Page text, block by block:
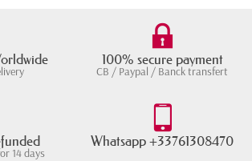
100% secure payment
CB / Paypal / Banck transfert
14 days
Whatsapp +33761308470